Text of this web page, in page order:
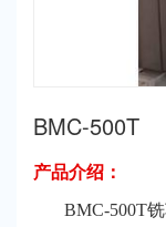
BMC-500T
产品介绍：
BMC-500T